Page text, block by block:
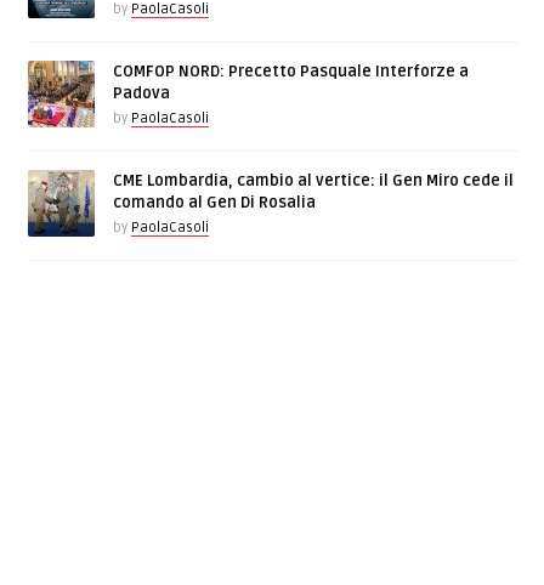
by PaolaCasoli
COMFOP NORD: Precetto Pasquale Interforze a
Padova
by PaolaCasoli
CME Lombardia, cambio al vertice: il Gen Miro cede il
comando al Gen Di Rosalia
by PaolaCasoli